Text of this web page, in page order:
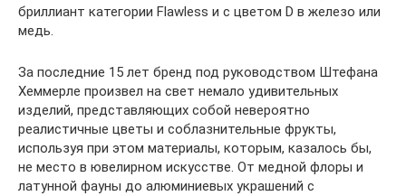
бриллиант категории Flawless и с цветом D в железо или
медь.
За последние 15 лет бренд под руководством Штефана
Хеммерле произвел на свет немало удивительных
изделий, представляющих собой невероятно
реалистичные цветы и соблазнительные фрукты,
используя при этом материалы, которым, казалось бы,
не место в ювелирном искусстве. От медной флоры и
латунной фауны до алюминиевых украшений с